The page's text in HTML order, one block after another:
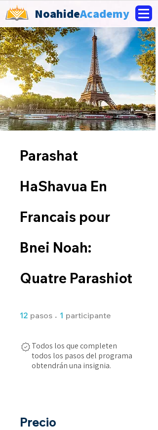
NoahideAcademy
Parashat
HaShavua En
Francais pour
Bnei Noah:
Quatre Parashiot
12 pasos 1 participante
Todos los que completen
todos los pasos del programa
obtendrán una insignia.
Precio